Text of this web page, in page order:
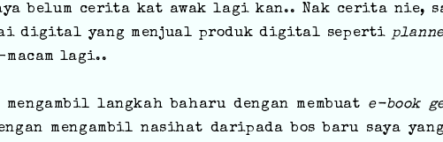
belum cerita kat awak lagi kan.. Nak cerita nie,
digital yang menjual produk digital seperti
macam lagi..
langkah baharu dengan membuat e-book
mengambil nasihat daripada bos baru saya